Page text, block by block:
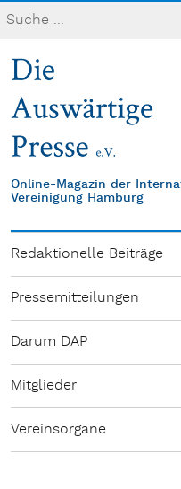
Online-Magazin der
Vereinigung Hamburg
Redaktionelle Beiträge
Pressemitteilungen
Darum DAP
Mitglieder
Vereinsorgane